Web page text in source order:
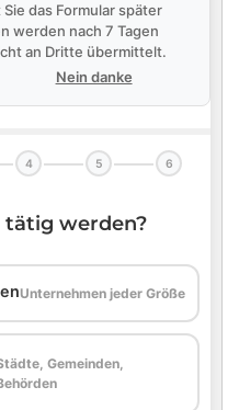
das Formular später
werden nach 7 Tagen
an Dritte übermittelt.
Nein danke
4 5 6
werden?
Unternehmen jeder Größe
Gemeinden,